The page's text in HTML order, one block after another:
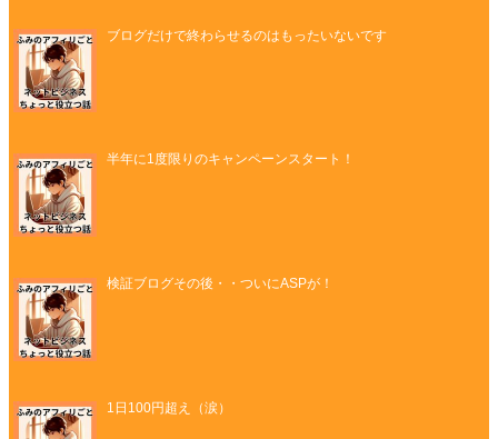
ブログだけで終わらせるのはもったいないです
半年に1度限りのキャンペーンスタート！
検証ブログその後・・ついにASPが！
1日100円超え（涙）